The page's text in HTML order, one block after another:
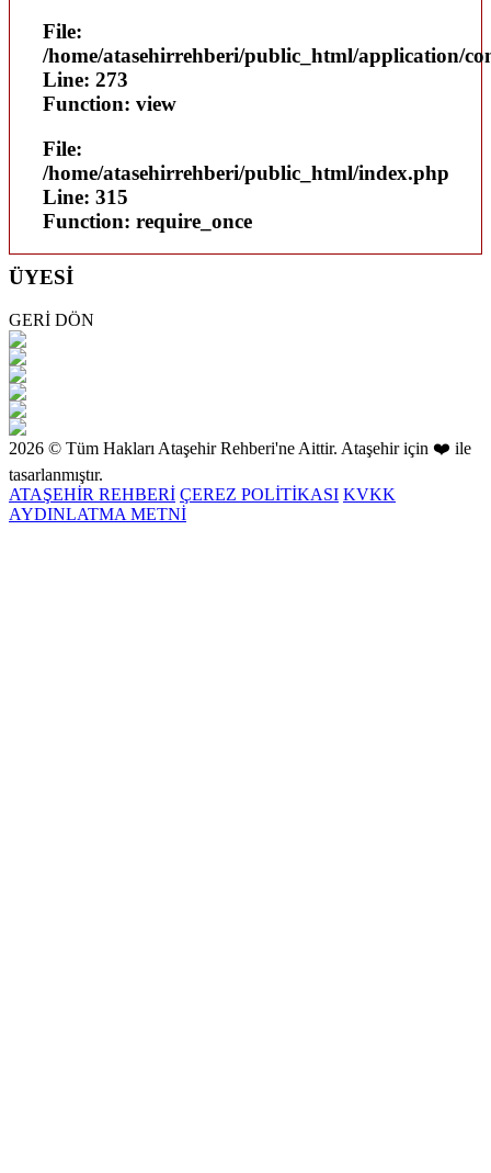
File:
/home/atasehirrehberi/public_html/application/
Line: 273
Function: view
File:
/home/atasehirrehberi/public_html/index.php
Line: 315
Function: require_once
ÜYESİ
GERİ DÖN
2026 © Tüm Hakları Ataşehir Rehberi'ne Aittir. Ataşehir için ❤️ ile
tasarlanmıştır.
ATAŞEHİR REHBERİ ÇEREZ POLİTİKASI KVKK
AYDINLATMA METNİ